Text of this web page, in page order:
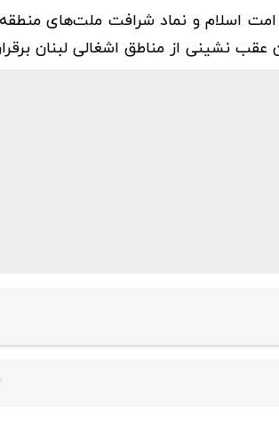
امت اسلام و نماد شرافت ملت‌های
نشینی از مناطق اشغالی لبنان